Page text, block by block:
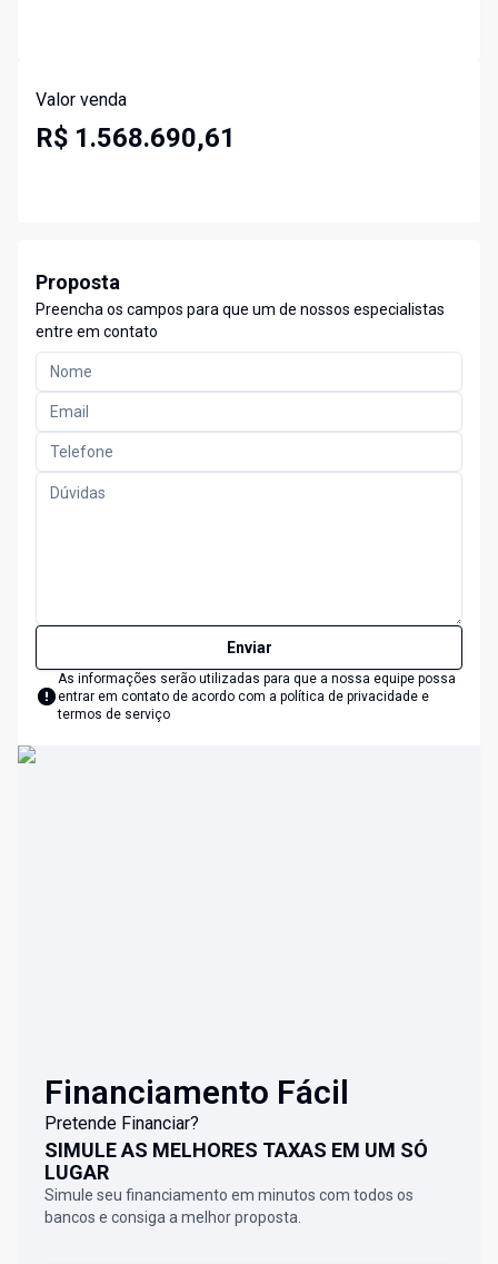
Valor venda
R$ 1.568.690,61
Proposta
Preencha os campos para que um de nossos especialistas
entre em contato
Enviar
As informações serão utilizadas para que a nossa equipe possa
entrar em contato de acordo com a política de privacidade e
termos de serviço
Financiamento Fácil
Pretende Financiar?
SIMULE AS MELHORES TAXAS EM UM SÓ
LUGAR
Simule seu financiamento em minutos com todos os
bancos e consiga a melhor proposta.